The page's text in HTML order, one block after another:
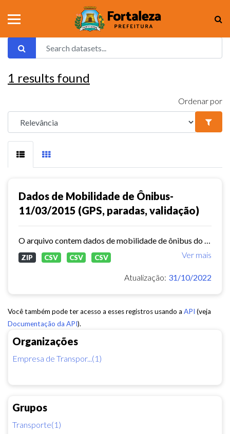
Organizações
Empresa de Transpor...(1)
Grupos
Transporte(1)
1 results found
Ordenar por
Dados de Mobilidade de Ônibus-
11/03/2015 (GPS, paradas, validação)
Ver mais
ZIP CSV CSV CSV
Atualização: 31/10/2022
Você também pode ter acesso a esses registros usando a API (veja
Documentação da API).